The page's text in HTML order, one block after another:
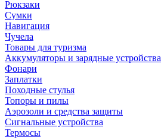
Рюкзаки
Сумки
Навигация
Чучела
Товары для туризма
Аккумуляторы и зарядные устройства
Фонари
Заплатки
Походные стулья
Топоры и пилы
Аэрозоли и средства защиты
Сигнальные устройства
Термосы